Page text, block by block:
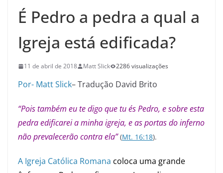
É Pedro a pedra a qual a
Igreja está edificada?
11 de abril de 2018 Matt Slick 2286 visualizações
Por- Matt Slick– Tradução David Brito
“Pois também eu te digo que tu és Pedro, e sobre esta
pedra edificarei a minha igreja, e as portas do inferno
não prevalecerão contra ela”(Mt. 16:18).
A Igreja Católica Romana coloca uma grande